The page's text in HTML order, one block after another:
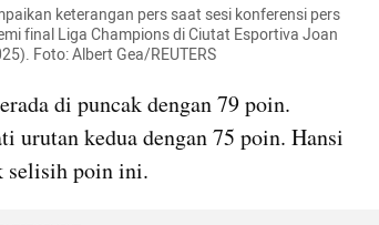
keterangan pers saat sesi konferensi pers
final Liga Champions di Ciutat Esportiva Joan
Foto: Albert Gea/REUTERS
di puncak dengan 79 poin.
urutan kedua dengan 75 poin. Hansi
selisih poin ini.